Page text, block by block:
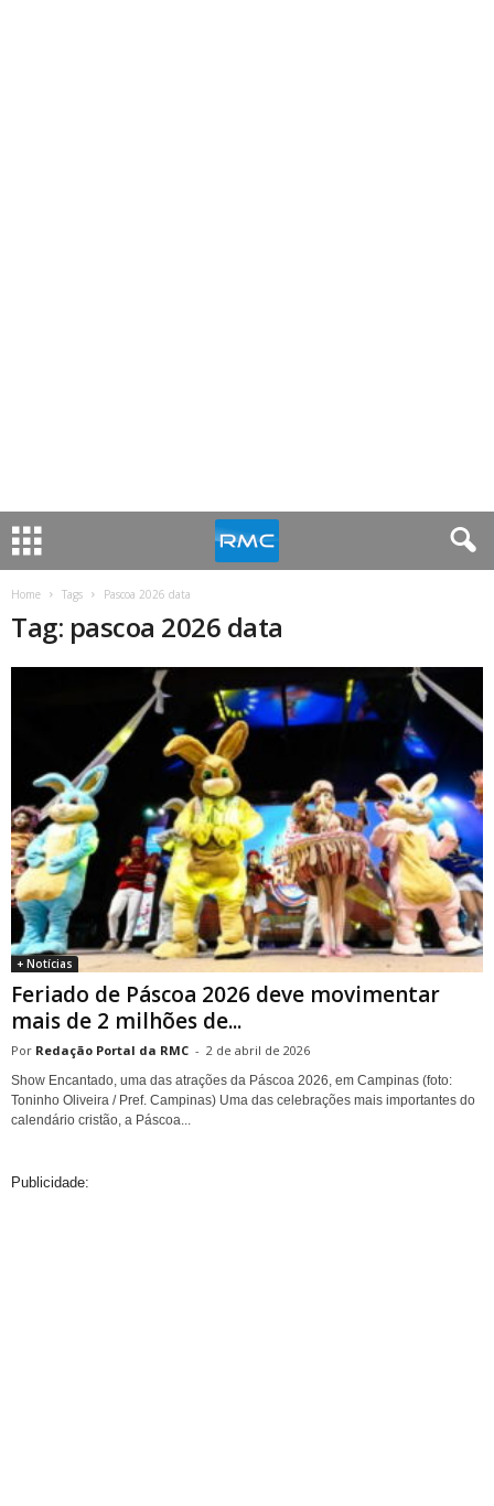
Home Tags Pascoa 2026 data
Tag: pascoa 2026 data
+ Notícias
Feriado de Páscoa 2026 deve movimentar
mais de 2 milhões de...
Redação Portal da RMC - 2 de abril de 2026
Show Encantado, uma das atrações da Páscoa 2026, em Campinas (foto:
Toninho Oliveira / Pref. Campinas) Uma das celebrações mais importantes do
calendário cristão, a Páscoa...
Publicidade: